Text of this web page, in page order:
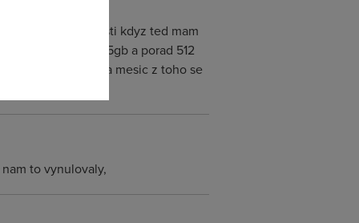
do novy rychlosti kdyz ted mam
mam kolem 3-5gb a porad 512
rychlost...8gb na mesic z toho se
to vynulovaly,